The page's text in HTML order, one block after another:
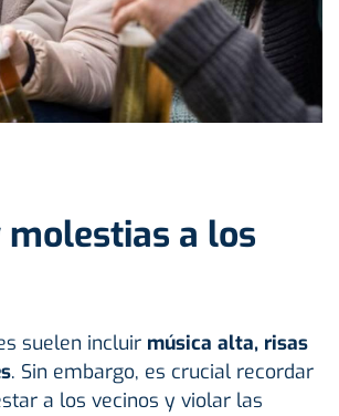
molestias a los
suelen incluir música alta, risas
. Sin embargo, es crucial recordar
a los vecinos y violar las